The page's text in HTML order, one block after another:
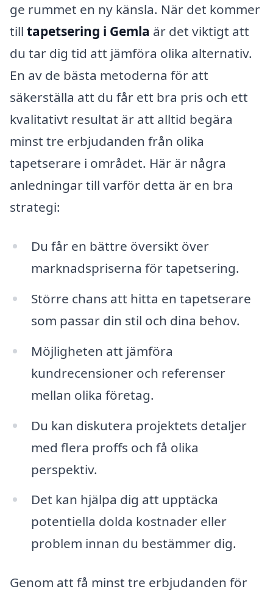
ge rummet en ny känsla. När det kommer
till tapetsering i Gemla är det viktigt att
du tar dig tid att jämföra olika alternativ.
En av de bästa metoderna för att
säkerställa att du får ett bra pris och ett
kvalitativt resultat är att alltid begära
minst tre erbjudanden från olika
tapetserare i området. Här är några
anledningar till varför detta är en bra
strategi:
Du får en bättre översikt över
marknadspriserna för tapetsering.
Större chans att hitta en tapetserare
som passar din stil och dina behov.
Möjligheten att jämföra
kundrecensioner och referenser
mellan olika företag.
Du kan diskutera projektets detaljer
med flera proffs och få olika
perspektiv.
Det kan hjälpa dig att upptäcka
potentiella dolda kostnader eller
problem innan du bestämmer dig.
Genom att få minst tre erbjudanden för